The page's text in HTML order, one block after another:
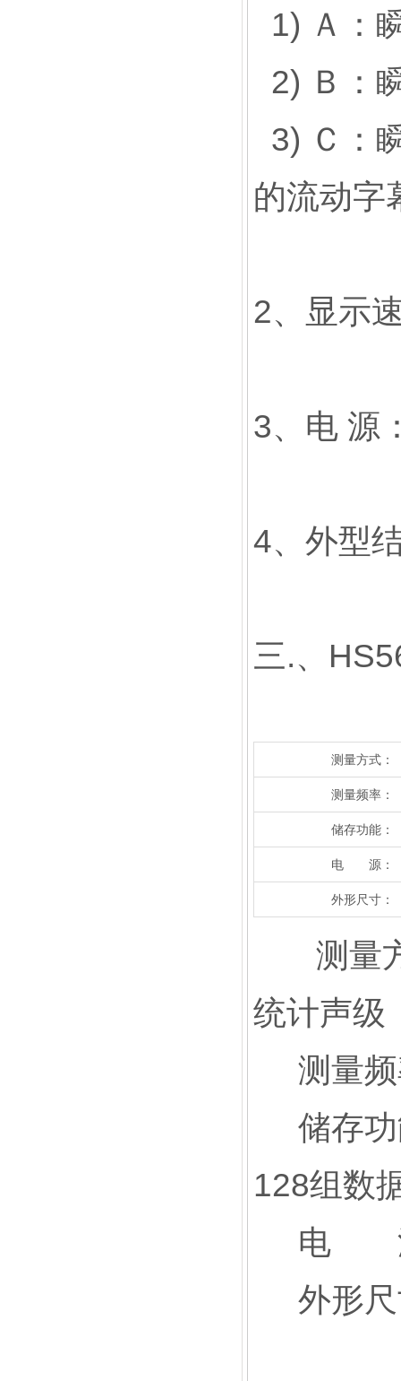
1) Ａ：
2) Ｂ：
3) Ｃ：
的流动字
2、显示
3、电 源
4、外型
三.、
测量方式：
测量频率：
储存功能：
电 源：
外形尺寸：
测量方
统计声级
测量频
储存功
128组数
电 源
外形尺